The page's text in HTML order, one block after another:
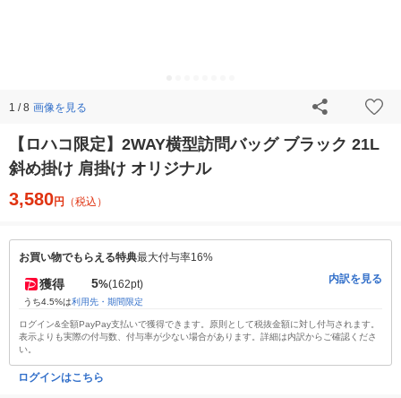
1 / 8 画像を見る
【ロハコ限定】2WAY横型訪問バッグ ブラック 21L
斜め掛け 肩掛け オリジナル
3,580円 （税込）
お買い物でもらえる特典最大付与率16%
獲得 5%(162pt)
うち4.5%は利用先・期間限定
内訳を見る
ログイン&全額PayPay支払いで獲得できます。原則として税抜金額に対し付与されます。
表示よりも実際の付与数、付与率が少ない場合があります。詳細は内訳からご確認くださ
い。
ログインはこちら